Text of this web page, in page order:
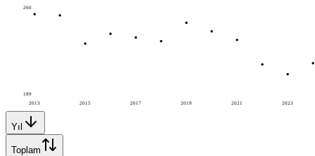
2013 2015 2017 2019 2021 2023
260
189
Yıl
Toplam